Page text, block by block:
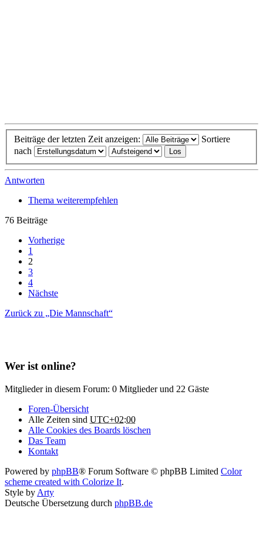
Beiträge der letzten Zeit anzeigen:
Sortiere
nach
Antworten
Thema weiterempfehlen
76 Beiträge
Vorherige
1
2
3
4
Nächste
Zurück zu „Die Mannschaft“
Wer ist online?
Mitglieder in diesem Forum: 0 Mitglieder und 22 Gäste
Foren-Übersicht
Alle Zeiten sind UTC+02:00
Alle Cookies des Boards löschen
Das Team
Kontakt
Powered by phpBB® Forum Software © phpBB Limited Color
scheme created with Colorize It.
Style by Arty
Deutsche Übersetzung durch phpBB.de